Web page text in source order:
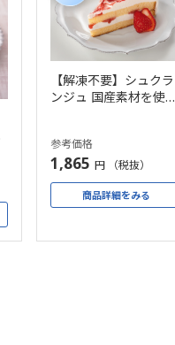
【解凍不要】シュクラ
ンジュ 国産素材を使用
参考価格
1,865 円 （税抜）
商品詳細をみる